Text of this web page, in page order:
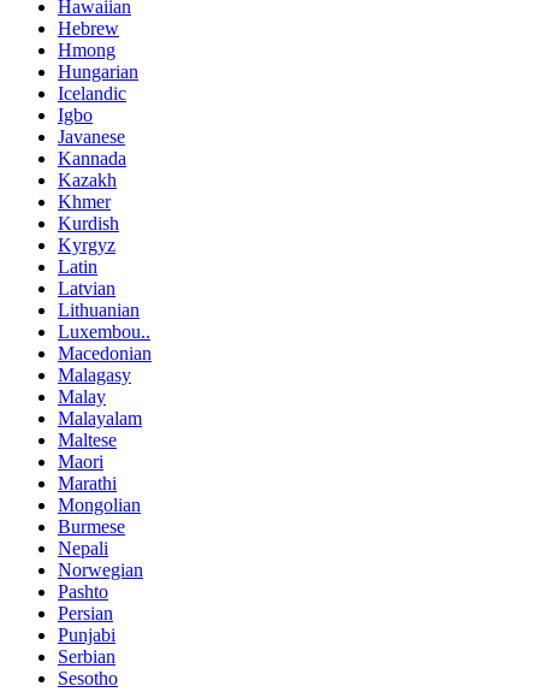
Hawaiian
Hebrew
Hmong
Hungarian
Icelandic
Igbo
Javanese
Kannada
Kazakh
Khmer
Kurdish
Kyrgyz
Latin
Latvian
Lithuanian
Luxembou..
Macedonian
Malagasy
Malay
Malayalam
Maltese
Maori
Marathi
Mongolian
Burmese
Nepali
Norwegian
Pashto
Persian
Punjabi
Serbian
Sesotho